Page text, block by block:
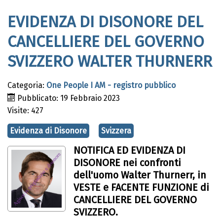
EVIDENZA DI DISONORE DEL
CANCELLIERE DEL GOVERNO
SVIZZERO WALTER THURNERR
Categoria: One People I AM - registro pubblico
Pubblicato: 19 Febbraio 2023
Visite: 427
Evidenza di Disonore Svizzera
NOTIFICA ED EVIDENZA DI
DISONORE nei confronti
dell'uomo Walter Thurnerr, in
VESTE e FACENTE FUNZIONE di
CANCELLIERE DEL GOVERNO
SVIZZERO.